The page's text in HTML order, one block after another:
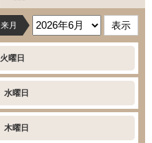
来月
火曜日
水曜日
木曜日